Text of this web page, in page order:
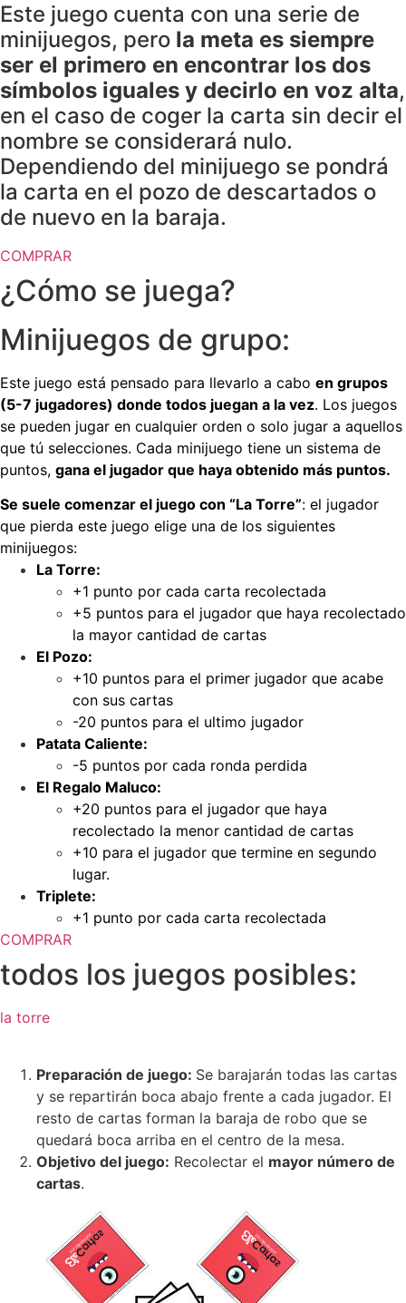
Este juego cuenta con una serie de
minijuegos, pero la meta es siempre
ser el primero en encontrar los dos
símbolos iguales y decirlo en voz alta,
en el caso de coger la carta sin decir el
nombre se considerará nulo.
Dependiendo del minijuego se pondrá
la carta en el pozo de descartados o
de nuevo en la baraja.
COMPRAR
¿Cómo se juega?
Minijuegos de grupo:
Este juego está pensado para llevarlo a cabo en grupos
(5-7 jugadores) donde todos juegan a la vez. Los juegos
se pueden jugar en cualquier orden o solo jugar a aquellos
que tú selecciones. Cada minijuego tiene un sistema de
puntos, gana el jugador que haya obtenido más puntos.
Se suele comenzar el juego con “La Torre”: el jugador
que pierda este juego elige una de los siguientes
minijuegos:
La Torre:
+1 punto por cada carta recolectada
+5 puntos para el jugador que haya recolectado
la mayor cantidad de cartas
El Pozo:
+10 puntos para el primer jugador que acabe
con sus cartas
-20 puntos para el ultimo jugador
Patata Caliente:
-5 puntos por cada ronda perdida
El Regalo Maluco:
+20 puntos para el jugador que haya
recolectado la menor cantidad de cartas
+10 para el jugador que termine en segundo
lugar.
Triplete:
+1 punto por cada carta recolectada
COMPRAR
todos los juegos posibles:
la torre
Preparación de juego: Se barajarán todas las cartas
y se repartirán boca abajo frente a cada jugador. El
resto de cartas forman la baraja de robo que se
quedará boca arriba en el centro de la mesa.
Objetivo del juego: Recolectar el mayor número de
cartas.